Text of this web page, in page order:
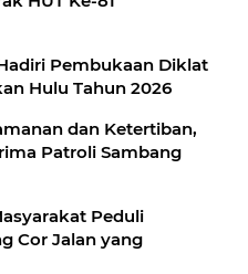
Pembukaan Diklat
Hulu Tahun 2026
dan Ketertiban,
Patroli Sambang
Peduli
Cor Jalan yang